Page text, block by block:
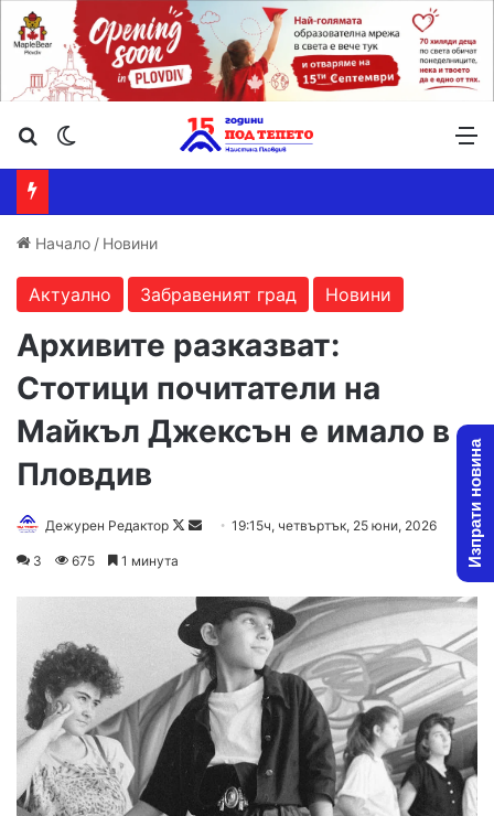
Търсене ...
Начало / Новини
Актуално Забравеният град Новини
Архивите разказват:
Стотици почитатели на
Майкъл Джексън е имало в
Пловдив
Дежурен Редактор
F
o
w
o
a
n
e
m
a
19:15ч, четвъртък, 25 юни, 2026
3 675 1 минута Изпрати новина